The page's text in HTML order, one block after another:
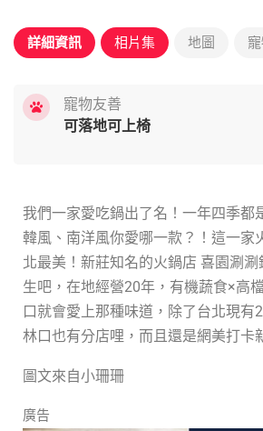
詳細資訊 相片集 地圖
寵物友善
可落地可上椅
我們一家愛吃鍋出了名！一年四季都
韓風、南洋風你愛哪一款？！這一家
北最美！新莊知名的火鍋店 喜園涮
生吧，在地經營20年，有機蔬食×高
口就會愛上那種味道，除了台北現有
林口也有分店哩，而且還是網美打卡
圖文來自小珊珊
廣告